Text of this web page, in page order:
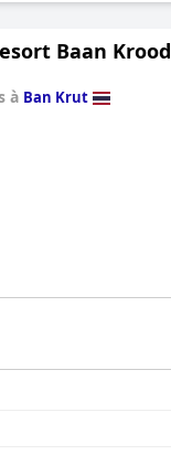
Baan Krood
à Ban Krut